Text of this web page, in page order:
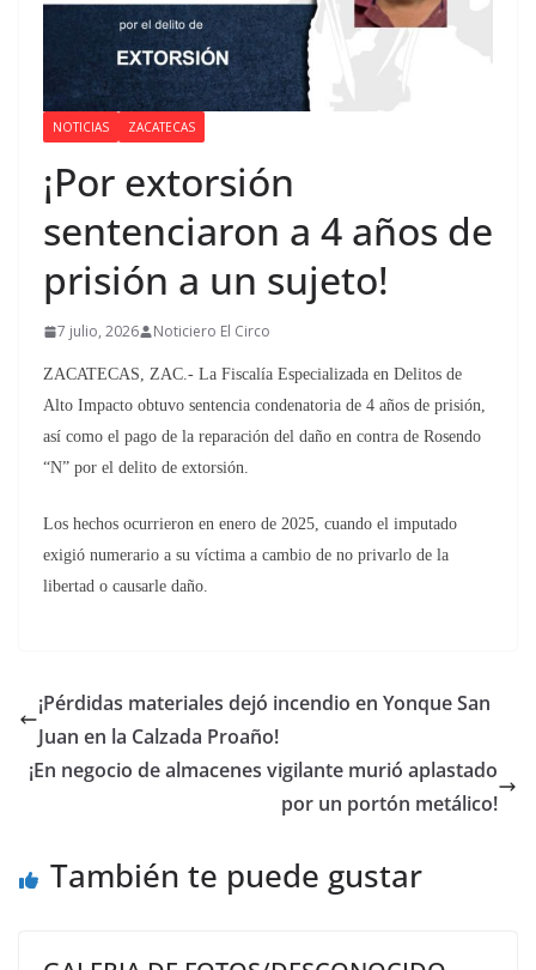
NOTICIAS ZACATECAS
¡Por extorsión
sentenciaron a 4 años de
prisión a un sujeto!
7 julio, 2026 Noticiero El Circo
ZACATECAS, ZAC.- La Fiscalía Especializada en Delitos de
Alto Impacto obtuvo sentencia condenatoria de 4 años de prisión,
así como el pago de la reparación del daño en contra de Rosendo
“N” por el delito de extorsión.
Los hechos ocurrieron en enero de 2025, cuando el imputado
exigió numerario a su víctima a cambio de no privarlo de la
libertad o causarle daño.
¡Pérdidas materiales dejó incendio en Yonque San
Juan en la Calzada Proaño!
¡En negocio de almacenes vigilante murió aplastado
por un portón metálico!
También te puede gustar